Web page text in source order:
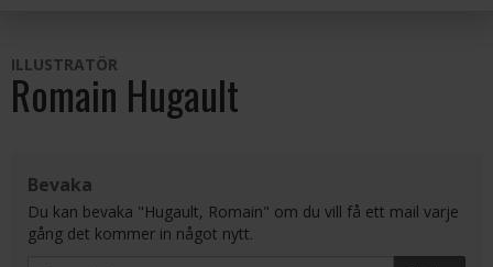
ILLUSTRATÖR
Romain Hugault
Bevaka
Du kan bevaka "Hugault, Romain" om du vill få ett mail varje
gång det kommer in något nytt.